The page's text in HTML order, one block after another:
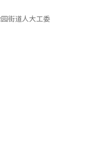
街道人大工委